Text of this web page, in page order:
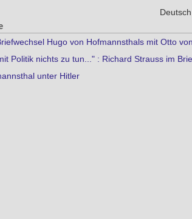
Deutsch
Hugo von Hofmannsthals mit Otto
Politik nichts zu tun..." : Richard Strauss im
unter Hitler